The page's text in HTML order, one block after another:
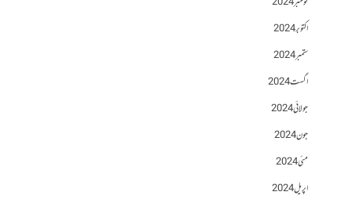
اکتوبر 2024
ستمبر 2024
اگست 2024
جولائی 2024
جون 2024
مئی 2024
اپریل 2024